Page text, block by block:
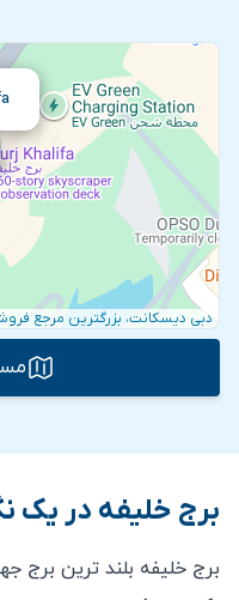
دبی دیسکانت، بزرگترین مرجع
برج خلیفه در یک